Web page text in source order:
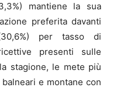
mantiene la sua
preferita davanti
per tasso di
presenti sulle
stagione, le mete più
e montane con